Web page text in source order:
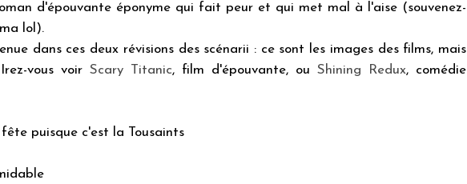
d'épouvante éponyme qui fait peur et qui met mal à l'aise (souvenez-
lol).
dans ces deux révisions des scénarii : ce sont les images des films, mais
vous voir Scary Titanic, film d'épouvante, ou Shining Redux, comédie
puisque c'est la Tousaints